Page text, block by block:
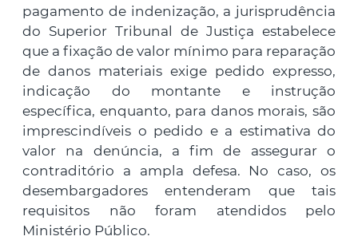
pagamento de indenização, a jurisprudência
do Superior Tribunal de Justiça estabelece
que a fixação de valor mínimo para reparação
de danos materiais exige pedido expresso,
indicação do montante e instrução
específica, enquanto, para danos morais, são
imprescindíveis o pedido e a estimativa do
valor na denúncia, a fim de assegurar o
contraditório a ampla defesa. No caso, os
desembargadores entenderam que tais
requisitos não foram atendidos pelo
Ministério Público.